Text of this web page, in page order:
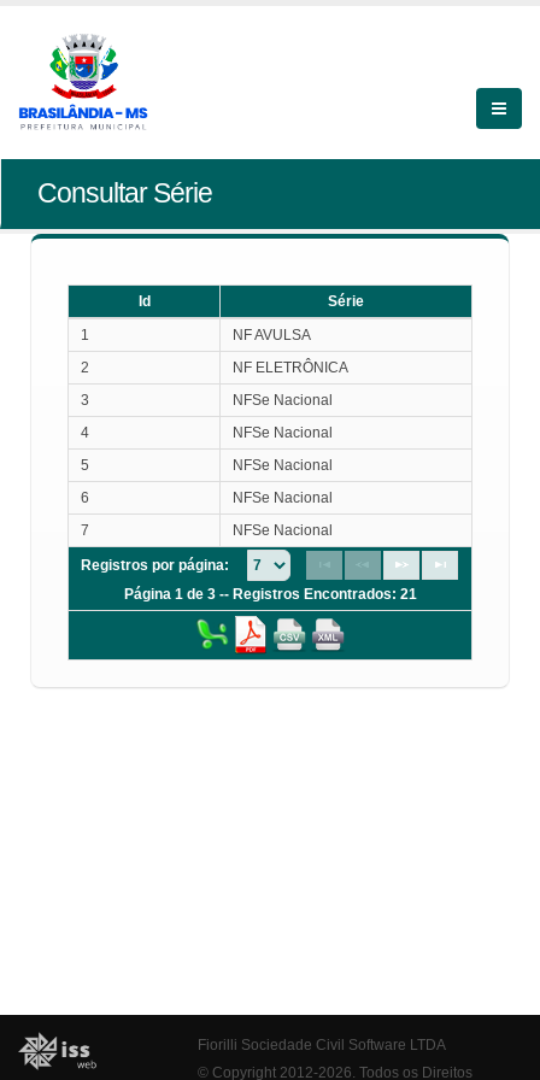
Consultar Série
Id
Série
1
NF AVULSA
2
NF ELETRÔNICA
3
NFSe Nacional
4
NFSe Nacional
5
NFSe Nacional
6
NFSe Nacional
7
NFSe Nacional
Registros por página:
Página 1 de 3 -- Registros Encontrados: 21
Fiorilli Sociedade Civil Software LTDA
© Copyright 2012-2026. Todos os Direitos